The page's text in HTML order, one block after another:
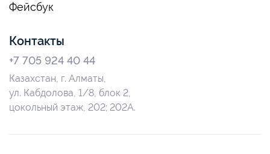
Фейсбук
Контакты
+7 705 924 40 44
Казахстан, г. Алматы,
ул. Кабдолова, 1/8, блок 2,
цокольный этаж, 202; 202А.